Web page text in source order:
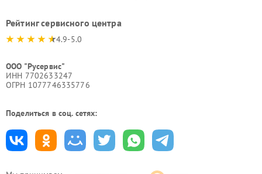
Рейтинг сервисного центра
4.9-5.0
ООО "Русервис"
ИНН 7702633247
ОГРН 1077746335776
Поделиться в соц. сетях: